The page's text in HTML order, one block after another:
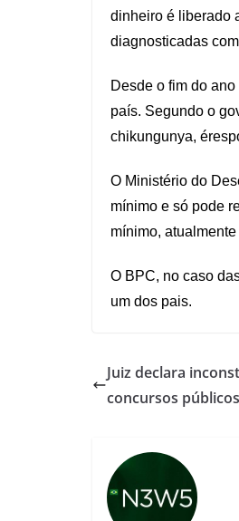
dinheiro é liberado
diagnosticadas
Desde o fim do
país. Segundo o
chikungunya,
O Ministério do
mínimo e só pode
mínimo,
O BPC, no caso
um dos pais.
Juiz declara
concursos públicos